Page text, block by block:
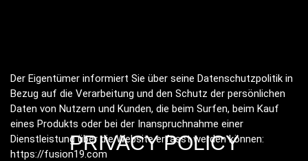
PRIVACY POLICY
Der Eigentümer informiert Sie über seine Datenschutzpolitik in
Bezug auf die Verarbeitung und den Schutz der persönlichen
Daten von Nutzern und Kunden, die beim Surfen, beim Kauf
eines Produkts oder bei der Inanspruchnahme einer
Dienstleistung über die Website erfasst werden können:
https://fusion19.com